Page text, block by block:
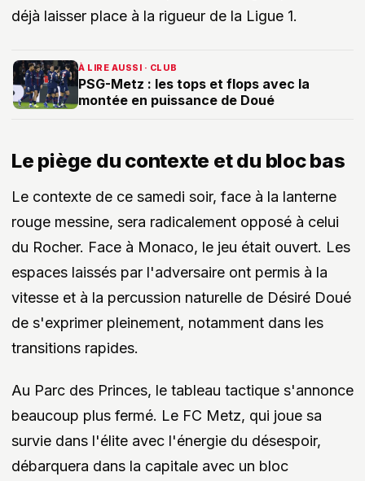
déjà laisser place à la rigueur de la Ligue 1.
À LIRE AUSSI · CLUB
PSG-Metz : les tops et flops avec la
montée en puissance de Doué
Le piège du contexte et du bloc bas
Le contexte de ce samedi soir, face à la lanterne
rouge messine, sera radicalement opposé à celui
du Rocher. Face à Monaco, le jeu était ouvert. Les
espaces laissés par l'adversaire ont permis à la
vitesse et à la percussion naturelle de Désiré Doué
de s'exprimer pleinement, notamment dans les
transitions rapides.
Au Parc des Princes, le tableau tactique s'annonce
beaucoup plus fermé. Le FC Metz, qui joue sa
survie dans l'élite avec l'énergie du désespoir,
débarquera dans la capitale avec un bloc